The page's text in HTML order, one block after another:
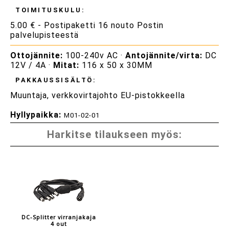
TOIMITUSKULU:
5.00 € - Postipaketti 16 nouto Postin
palvelupisteestä
Ottojännite: 100-240v AC · Antojännite/virta: DC
12V / 4A · Mitat: 116 x 50 x 30MM
PAKKAUSSISÄLTÖ:
Muuntaja, verkkovirtajohto EU-pistokkeella
Hyllypaikka: M01-02-01
Harkitse tilaukseen myös:
DC-Splitter virranjakaja
4 out